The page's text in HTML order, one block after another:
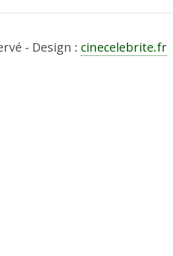
- Design : cinecelebrite.fr